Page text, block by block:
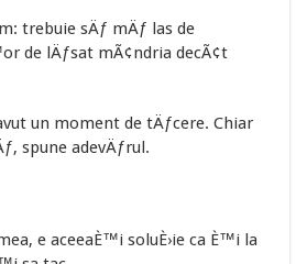
trebuie sÄƒ mÄƒ las de
de lÄƒsat mÃ¢ndria decÃ¢t
un moment de tÄƒcere. Chiar
spune adevÄƒrul.
e aceeaÈ™i soluÈ›ie ca È™i la